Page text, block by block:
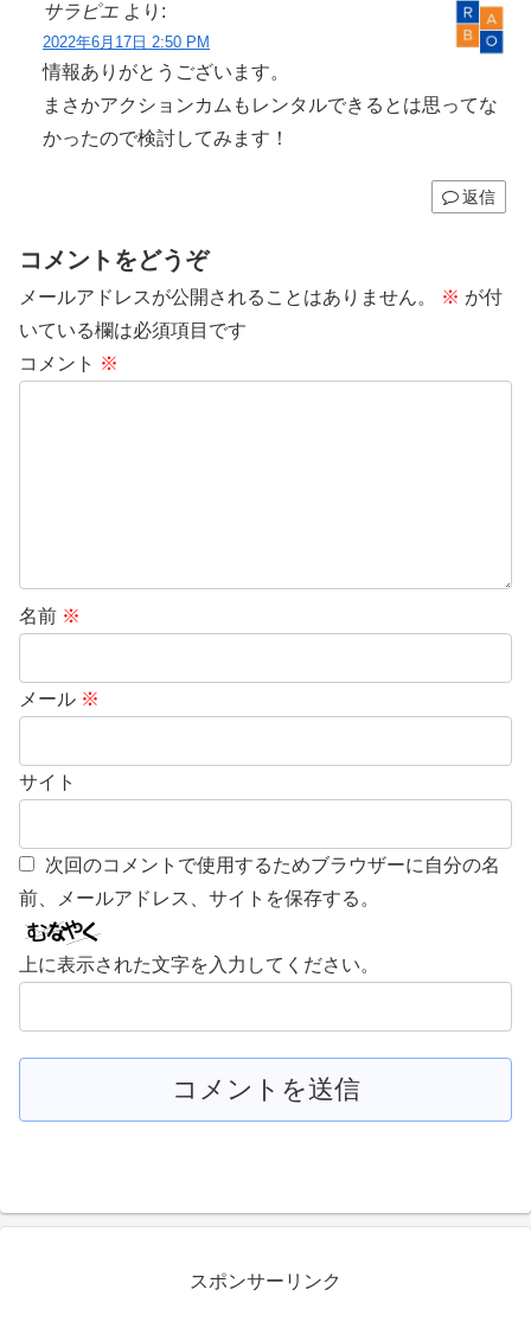
サラピエ より:
2022年6月17日 2:50 PM
情報ありがとうございます。
まさかアクションカムもレンタルできるとは思ってな
かったので検討してみます！
返信
コメントをどうぞ
メールアドレスが公開されることはありません。 ※ が付
いている欄は必須項目です
コメント ※
名前 ※
メール ※
サイト
次回のコメントで使用するためブラウザーに自分の名
前、メールアドレス、サイトを保存する。
上に表示された文字を入力してください。
スポンサーリンク